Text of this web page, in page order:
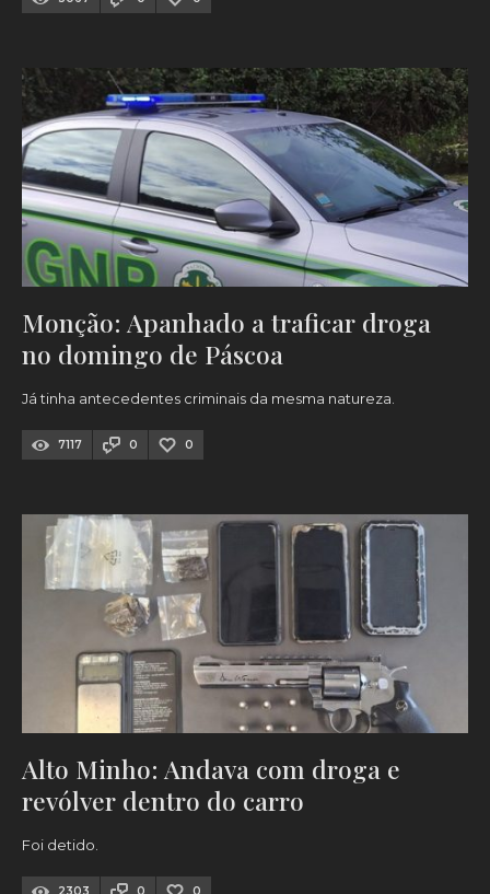
Monção: Apanhado a traficar droga
no domingo de Páscoa
Já tinha antecedentes criminais da mesma natureza.
7117 0 0
Alto Minho: Andava com droga e
revólver dentro do carro
Foi detido.